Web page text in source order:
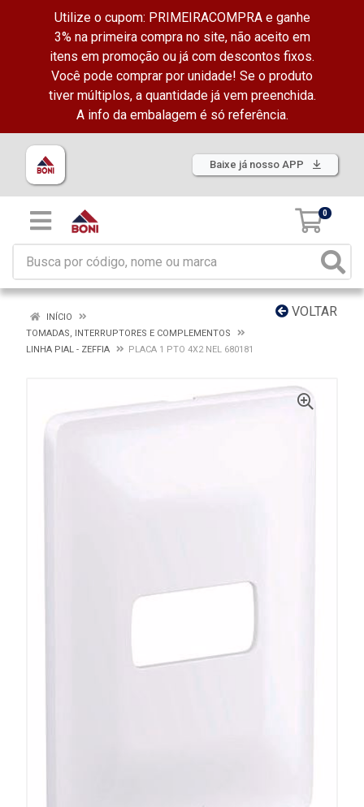
Utilize o cupom: PRIMEIRACOMPRA e ganhe
3% na primeira compra no site, não aceito em
itens em promoção ou já com descontos fixos.
Você pode comprar por unidade! Se o produto
tiver múltiplos, a quantidade já vem preenchida.
A info da embalagem é só referência.
Baixe já nosso APP
0
VOLTAR
INÍCIO
TOMADAS, INTERRUPTORES E COMPLEMENTOS
LINHA PIAL - ZEFFIA
PLACA 1 PTO 4X2 NEL 680181